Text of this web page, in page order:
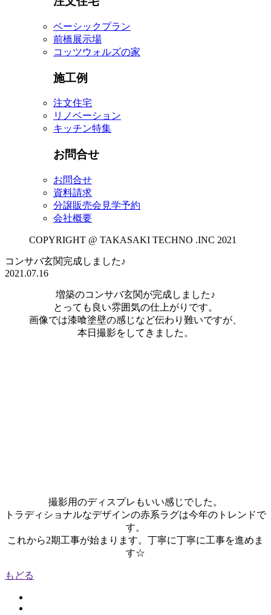
ベーシックプラン
前橋展示場
コッツウォルズの家
施工例
注文住宅
リノベーション
キッチン特集
お問合せ
お問合せ
資料請求
分譲販売会見学予約
会社概要
COPYRIGHT @ TAKASAKI TECHNO .INC 2021
コンサバ玄関完成しました♪
2021.07.16
増築のコンサバ玄関が完成しました♪
とっても良い雰囲気の仕上がりです。
画像では漆喰塗壁の感じなど伝わり難いですが、
本日撮影をしてきました。
撮影用のディスプレもいい感じでした。
トラディショナルなデザインの赤系ラグは今年のトレンドで
す。
これから2期工事が始まります。丁寧に丁寧に工事を進めま
す☆
もどる